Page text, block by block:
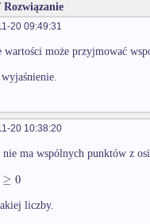
Rozwiązanie
20 09:49:31
wartości może przyjmować
20 10:38:20
nie ma wspólnych punktów z
≥ 0
liczby.